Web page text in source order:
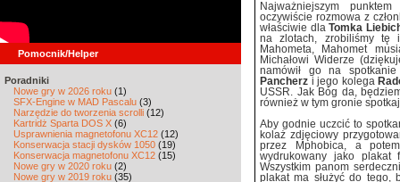
Pomocnik/Helper
Poradniki
Nowe gry w 2026 roku (1)
SFX-Engine w MAD Pascalu (3)
Narzędzie do tworzenia scrolli (12)
Kartridż Sparta DOS X (6)
Usprawnienia magnetofonu XC12 (12)
Konserwacja stacji dysków 1050 (19)
Konserwacja magnetofonu XC12 (15)
Nowe gry w 2020 roku (2)
Nowe gry w 2019 roku (35)
Najważniejszym
oczywiście rozmowa z
właściwie dla Tomka
na zlotach, zrobiliśmy tę
Mahometa, Mahomet
Michałowi Widerze
namówił go na
Pancherz i jego kolega
USSR. Jak Bóg da,
również w tym gronie
Aby godnie uczcić to
kolaż zdjęciowy
przez Mphobica, a
wydrukowany jako plakat
Wszystkim panom
plakat ma służyć do tego,